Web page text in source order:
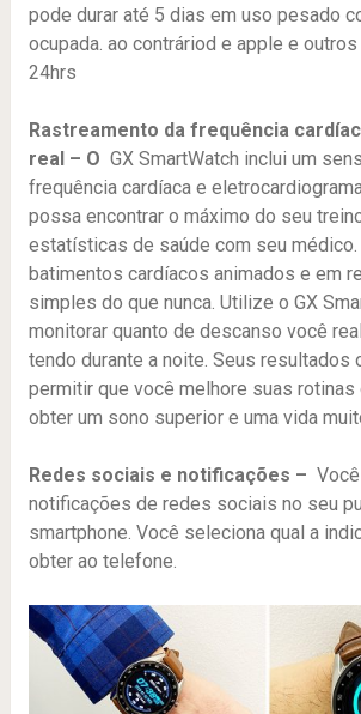
pode durar até 5 dias em uso pesado
ocupada. ao contráriod e apple e
24hrs
Rastreamento da frequência
real – O GX SmartWatch inclui um
frequência cardíaca e
possa encontrar o máximo do seu
estatísticas de saúde com seu
batimentos cardíacos animados e em
simples do que nunca. Utilize o GX
monitorar quanto de descanso você
tendo durante a noite. Seus resultados
permitir que você melhore suas rotinas
obter um sono superior e uma vida
Redes sociais e notificações –
notificações de redes sociais no seu
smartphone. Você seleciona qual a
obter ao telefone.